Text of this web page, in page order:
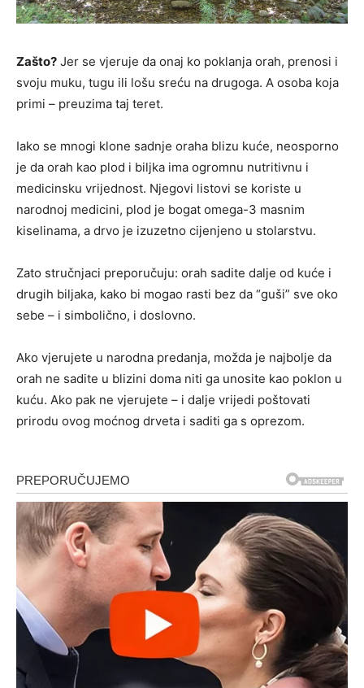
Zašto? Jer se vjeruje da onaj ko poklanja orah, prenosi i
svoju muku, tugu ili lošu sreću na drugoga. A osoba koja
primi – preuzima taj teret.
Iako se mnogi klone sadnje oraha blizu kuće, neosporno
je da orah kao plod i biljka ima ogromnu nutritivnu i
medicinsku vrijednost. Njegovi listovi se koriste u
narodnoj medicini, plod je bogat omega-3 masnim
kiselinama, a drvo je izuzetno cijenjeno u stolarstvu.
Zato stručnjaci preporučuju: orah sadite dalje od kuće i
drugih biljaka, kako bi mogao rasti bez da “guši” sve oko
sebe – i simbolično, i doslovno.
Ako vjerujete u narodna predanja, možda je najbolje da
orah ne sadite u blizini doma niti ga unosite kao poklon u
kuću. Ako pak ne vjerujete – i dalje vrijedi poštovati
prirodu ovog moćnog drveta i saditi ga s oprezom.